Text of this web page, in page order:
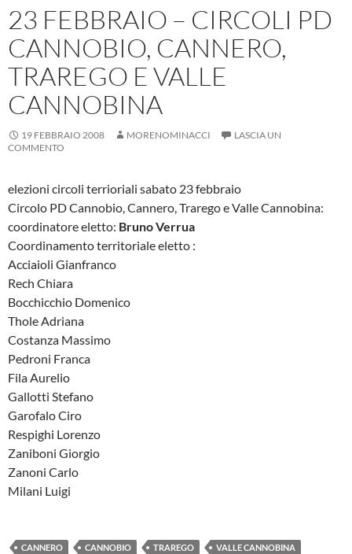
23 FEBBRAIO – CIRCOLI PD
CANNOBIO, CANNERO,
TRAREGO E VALLE
CANNOBINA
19 FEBBRAIO 2008 MORENOMINACCI
LASCIA UN
COMMENTO
elezioni circoli terrioriali sabato 23 febbraio
Circolo PD Cannobio, Cannero, Trarego e Valle Cannobina:
coordinatore eletto: Bruno Verrua
Coordinamento territoriale eletto :
Acciaioli Gianfranco
Rech Chiara
Bocchicchio Domenico
Thole Adriana
Costanza Massimo
Pedroni Franca
Fila Aurelio
Gallotti Stefano
Garofalo Ciro
Respighi Lorenzo
Zaniboni Giorgio
Zanoni Carlo
Milani Luigi
CANNERO CANNOBIO TRAREGO VALLE CANNOBINA